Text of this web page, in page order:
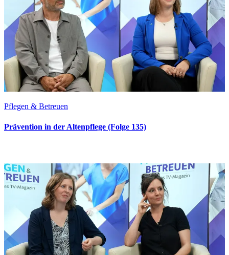
Pflegen & Betreuen
Prävention in der Altenpflege (Folge 135)